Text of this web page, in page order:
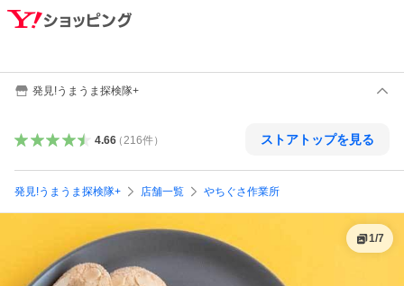
発見!うまうま探検隊+
4.66（ 216件） ストアトップを見る
発見!うまうま探検隊+ 店舗一覧 やちぐさ作業所
1/7